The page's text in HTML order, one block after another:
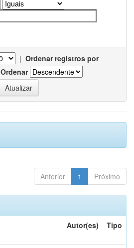
| Ordenar registros por
Ordenar
Anterior 1 Próximo
Autor(es) Tipo